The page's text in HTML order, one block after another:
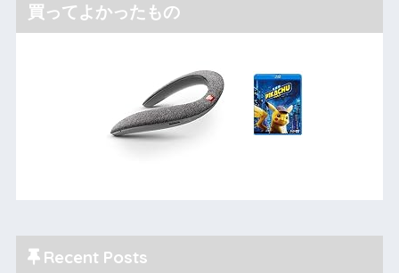
買ってよかったもの
Recent Posts